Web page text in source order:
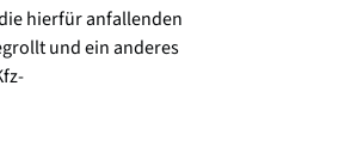
hierfür anfallenden
und ein anderes